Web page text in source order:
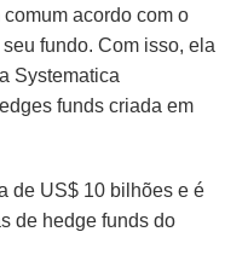
acordo com o
fundo. Com isso, ela
Systematica
funds criada em
de US$ 10 bilhões e é
de hedge funds do